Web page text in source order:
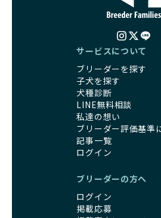
サービスについて
ブリーダーを探す
子犬を探す
犬種診断
LINE無料相談
私達の想い
ブリーダー評価基準
記事一覧
ログイン
ブリーダーの方へ
ログイン
掲載応募